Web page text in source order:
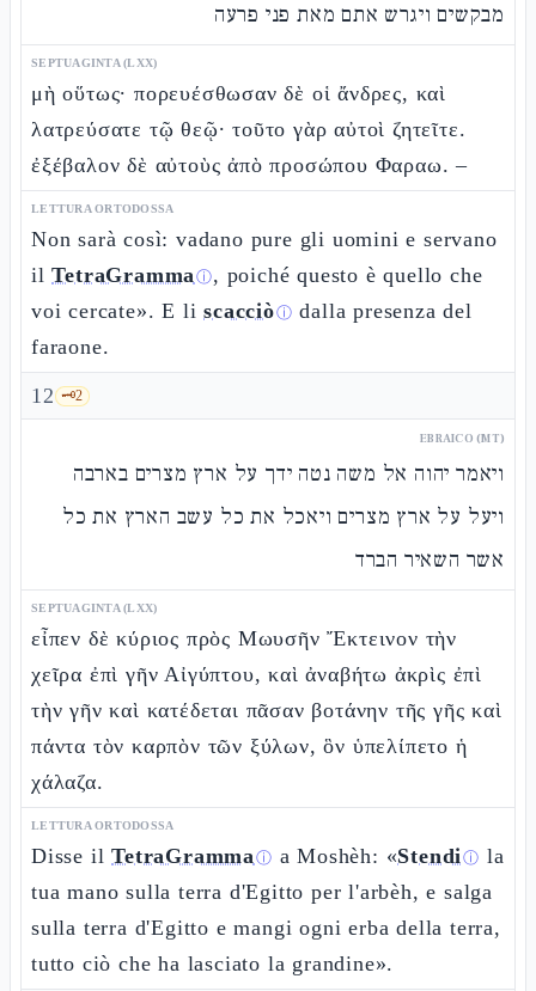
מבקשים ויגרש אתם מאת פני פרעה
SEPTUAGINTA (LXX)
μὴ οὕτως· πορευέσθωσαν δὲ οἱ ἄνδρες, καὶ
λατρεύσατε τῷ θεῷ· τοῦτο γὰρ αὐτοὶ ζητεῖτε.
ἐξέβαλον δὲ αὐτοὺς ἀπὸ προσώπου Φαραω. –
LETTURA ORTODOSSA
Non sarà così: vadano pure gli uomini e servano
ilTetraGrammaⓘ, poiché questo è quello che
voi cercate». E liscacciòⓘ dalla presenza del
faraone.
12 🗝️2
EBRAICO (MT)
ויאמר יהוה אל משה נטה ידך על ארץ מצרים בארבה
ויעל על ארץ מצרים ויאכל את כל עשב הארץ את כל
אשר השאיר הברד
SEPTUAGINTA (LXX)
εἶπεν δὲ κύριος πρὸς Μωυσῆν Ἔκτεινον τὴν
χεῖρα ἐπὶ γῆν Αἰγύπτου, καὶ ἀναβήτω ἀκρὶς ἐπὶ
τὴν γῆν καὶ κατέδεται πᾶσαν βοτάνην τῆς γῆς καὶ
πάντα τὸν καρπὸν τῶν ξύλων, ὃν ὑπελίπετο ἡ
χάλαζα.
LETTURA ORTODOSSA
Disse ilTetraGrammaⓘ a Moshèh: «Stendiⓘ la
tua mano sulla terra d'Egitto per l'arbèh, e salga
sulla terra d'Egitto e mangi ogni erba della terra,
tutto ciò che ha lasciato la grandine».